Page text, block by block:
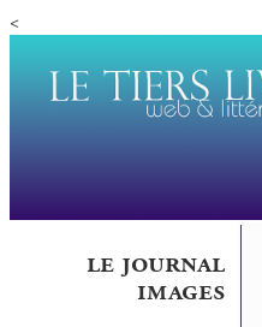
<
le journal
images